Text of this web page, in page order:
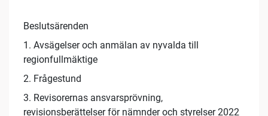
Beslutsärenden
1. Avsägelser och anmälan av nyvalda till
regionfullmäktige
2. Frågestund
3. Revisorernas ansvarsprövning,
revisionsberättelser för nämnder och styrelser 2022